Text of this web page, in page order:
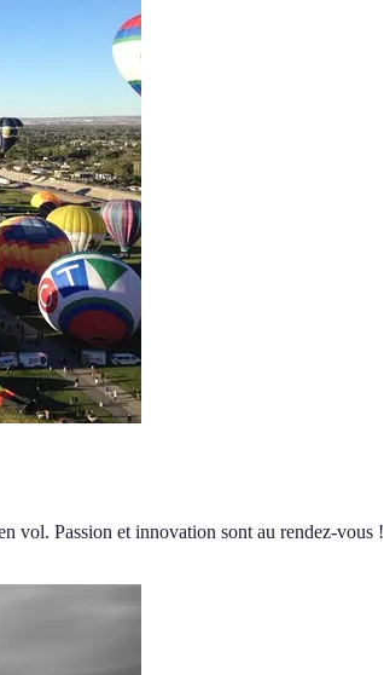
vol. Passion et innovation sont au rendez-vous !